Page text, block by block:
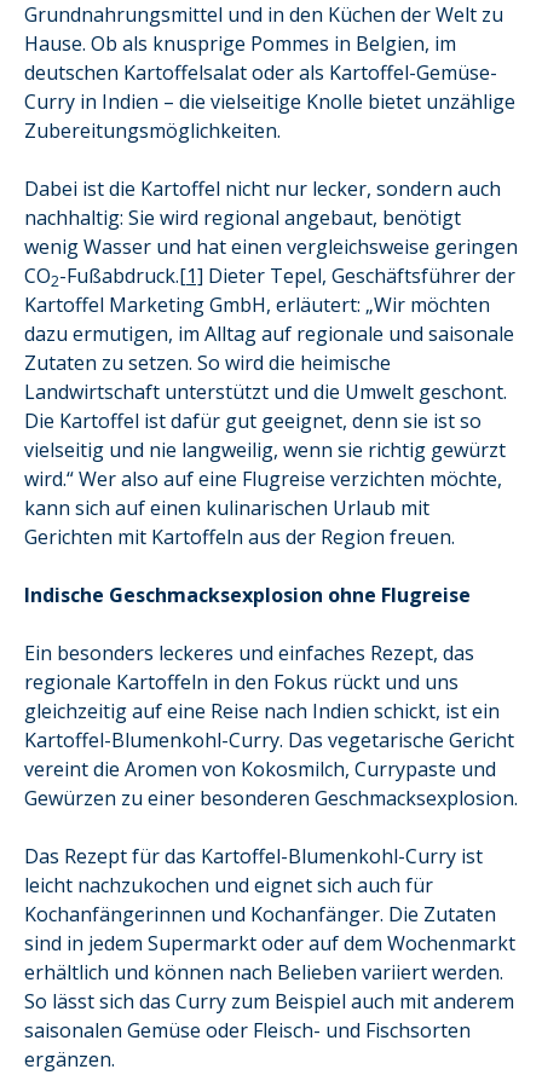
Grundnahrungsmittel und in den Küchen der Welt zu
Hause. Ob als knusprige Pommes in Belgien, im
deutschen Kartoffelsalat oder als Kartoffel-Gemüse-
Curry in Indien – die vielseitige Knolle bietet unzählige
Zubereitungsmöglichkeiten.
Dabei ist die Kartoffel nicht nur lecker, sondern auch
nachhaltig: Sie wird regional angebaut, benötigt
wenig Wasser und hat einen vergleichsweise geringen
CO2-Fußabdruck.[1] Dieter Tepel, Geschäftsführer der
Kartoffel Marketing GmbH, erläutert: „Wir möchten
dazu ermutigen, im Alltag auf regionale und saisonale
Zutaten zu setzen. So wird die heimische
Landwirtschaft unterstützt und die Umwelt geschont.
Die Kartoffel ist dafür gut geeignet, denn sie ist so
vielseitig und nie langweilig, wenn sie richtig gewürzt
wird.“ Wer also auf eine Flugreise verzichten möchte,
kann sich auf einen kulinarischen Urlaub mit
Gerichten mit Kartoffeln aus der Region freuen.
Indische Geschmacksexplosion ohne Flugreise
Ein besonders leckeres und einfaches Rezept, das
regionale Kartoffeln in den Fokus rückt und uns
gleichzeitig auf eine Reise nach Indien schickt, ist ein
Kartoffel-Blumenkohl-Curry. Das vegetarische Gericht
vereint die Aromen von Kokosmilch, Currypaste und
Gewürzen zu einer besonderen Geschmacksexplosion.
Das Rezept für das Kartoffel-Blumenkohl-Curry ist
leicht nachzukochen und eignet sich auch für
Kochanfängerinnen und Kochanfänger. Die Zutaten
sind in jedem Supermarkt oder auf dem Wochenmarkt
erhältlich und können nach Belieben variiert werden.
So lässt sich das Curry zum Beispiel auch mit anderem
saisonalen Gemüse oder Fleisch- und Fischsorten
ergänzen.